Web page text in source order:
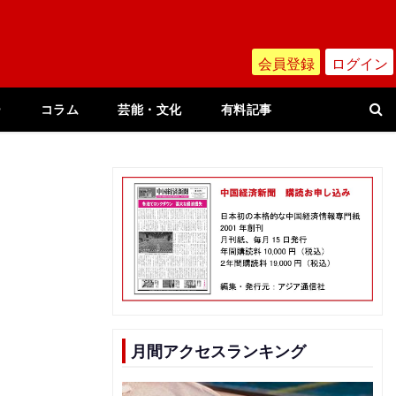
会員登録 ログイン
コラム 芸能・文化 有料記事
月間アクセスランキング